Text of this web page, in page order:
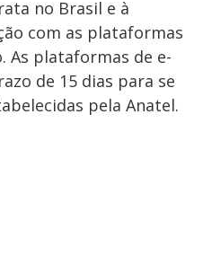
no Brasil e à
com as plataformas
As plataformas de e-
de 15 dias para se
pela Anatel.